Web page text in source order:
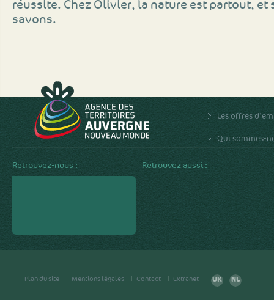
réussite. Chez Olivier, la nature est partout, et
savons.
Les offres
Qui sommes-
Retrouvez-nous : Retrouvez aussi :
Plan du site Mentions légales Contact Extranet UK NL